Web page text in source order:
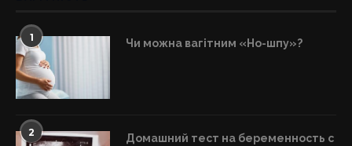
1 Чи можна вагітним «Но-шпу»?
2
Домашний тест на беременность с